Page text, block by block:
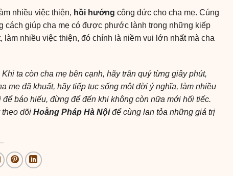
nhiều việc thiện, hồi hướng công đức cho cha mẹ. Cúng
cách giúp cha mẹ có được phước lành trong những kiếp
nhiều việc thiện, đó chính là niềm vui lớn nhất mà cha
ta còn cha mẹ bên cạnh, hãy trân quý từng giây phút,
mẹ đã khuất, hãy tiếp tục sống một đời ý nghĩa, làm nhiều
báo hiếu, đừng để đến khi không còn nữa mới hối tiếc.
theo dõiHoằng Pháp Hà Nộiđể cùng lan tỏa những giá trị